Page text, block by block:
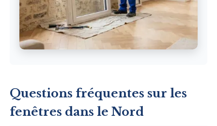
Questions fréquentes sur les
fenêtres dans le Nord